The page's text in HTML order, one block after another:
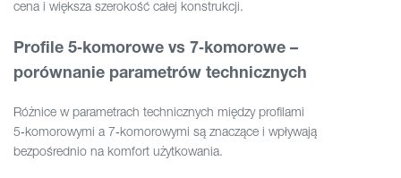
cena i większa szerokość całej konstrukcji.
Profile 5‑komorowe vs 7‑komorowe –
porównanie parametrów technicznych
Różnice w parametrach technicznych między profilami
5‑komorowymi a 7‑komorowymi są znaczące i wpływają
bezpośrednio na komfort użytkowania.